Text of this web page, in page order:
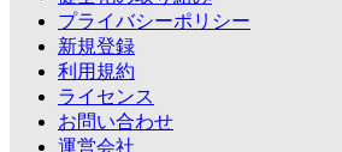
プライバシーポリシー
新規登録
利用規約
ライセンス
お問い合わせ
運営会社